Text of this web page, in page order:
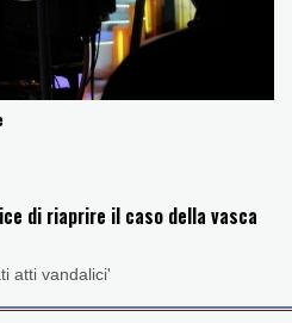
a breve con l'Iran, poi via il blocco
di riaprire il caso della vasca
atti vandalici'